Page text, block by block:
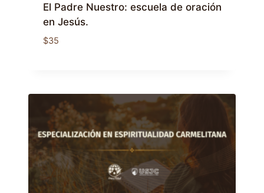
El Padre Nuestro: escuela de oración
en Jesús.
$35